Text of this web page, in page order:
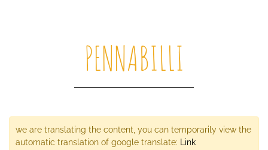
PENNABILLI
we are translating the content, you can temporarily view the
automatic translation of google translate: Link